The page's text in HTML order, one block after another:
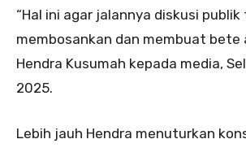
“Hal ini agar jalannya diskusi publik
membosankan dan membuat bete
Hendra Kusumah kepada media,
2025.
Lebih jauh Hendra menuturkan